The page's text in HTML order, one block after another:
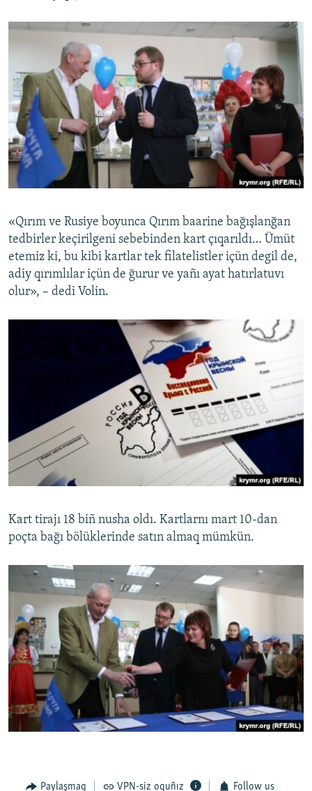
«Qırım ve Rusiye boyunca Qırım baarine bağışlanğan
tedbirler keçirilgeni sebebinden kart çıqarıldı… Ümüt
etemiz ki, bu kibi kartlar tek filatelistler içün degil de,
adiy qırımlılar içün de ğurur ve yañı ayat hatırlatuvı
olur», – dedi Volin.
Kart tirajı 18 biñ nusha oldı. Kartlarnı mart 10-dan
poçta bağı bölüklerinde satın almaq mümkün.
Paylaşmaq VPN-siz oquñız Follow us